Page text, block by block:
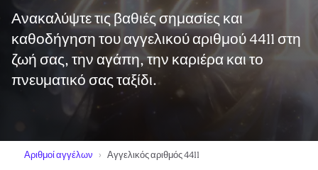
Ανακαλύψτε τις βαθιές σημασίες και
καθοδήγηση του αγγελικού αριθμού 4411 στη
ζωή σας, την αγάπη, την καριέρα και το
πνευματικό σας ταξίδι.
Αριθμοί αγγέλων Αγγελικός αριθμός 4411